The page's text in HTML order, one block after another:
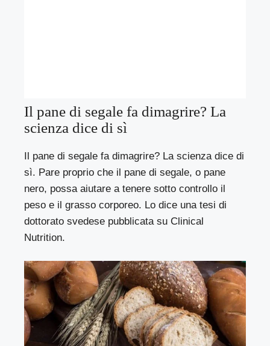
Il pane di segale fa dimagrire? La
scienza dice di sì
Il pane di segale fa dimagrire? La scienza dice di
sì. Pare proprio che il pane di segale, o pane
nero, possa aiutare a tenere sotto controllo il
peso e il grasso corporeo. Lo dice una tesi di
dottorato svedese pubblicata su Clinical
Nutrition.